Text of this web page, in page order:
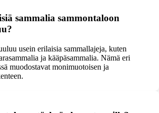
sammalia sammontaloon
usein erilaisia sammallajeja, kuten
ja kääpäsammalia. Nämä eri
muodostavat monimuotoisen ja